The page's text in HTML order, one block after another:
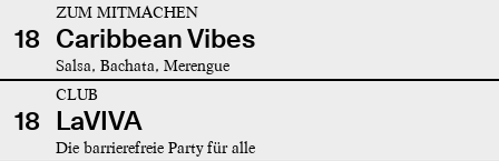
18
ZUM MITMACHEN
Caribbean Vibes
Salsa, Bachata, Merengue
18
CLUB
LaVIVA
Die barrierefreie Party für alle